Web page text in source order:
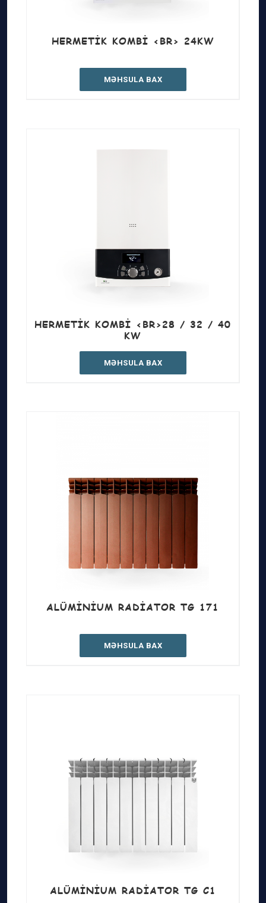
HERMETIK KOMBI <BR> 24KW
MƏHSULA BAX
HERMETIK KOMBI <BR>28 / 32 / 40
KW
MƏHSULA BAX
ALÜMINIUM RADIATOR TG 171
MƏHSULA BAX
ALÜMINIUM RADIATOR TG C1